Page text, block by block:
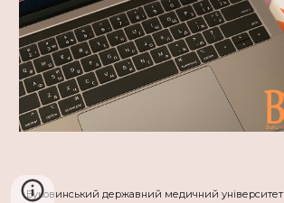
Буковинський державний медичний університет